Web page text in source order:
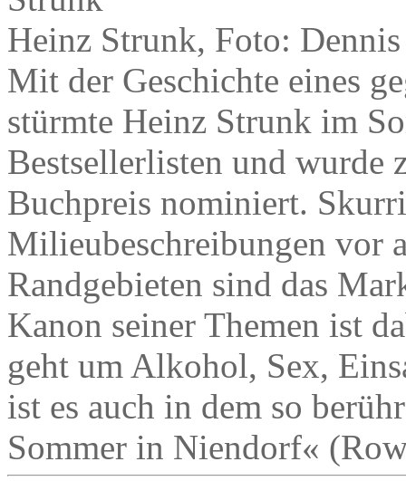
Heinz Strunk, Foto:
Mit der Geschichte eines
stürmte Heinz Strunk im
Bestsellerlisten und wurde
Buchpreis nominiert.
Milieubeschreibungen vor
Randgebieten sind das
Kanon seiner Themen ist
geht um Alkohol, Sex,
ist es auch in dem so
Sommer in Niendorf«